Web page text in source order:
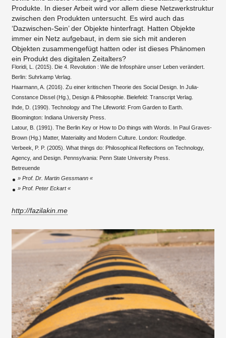
Produkte. In dieser Arbeit wird vor allem diese Netzwerkstruktur
zwischen den Produkten untersucht. Es wird auch das
‘Dazwischen-Sein’ der Objekte hinterfragt. Hatten Objekte
immer ein Netz aufgebaut, in dem sie sich mit anderen
Objekten zusammengefügt hatten oder ist dieses Phänomen
ein Produkt des digitalen Zeitalters?​
Floridi, L. (2015). Die 4. Revolution : Wie die Infosphäre unser Leben verändert.
Berlin: Suhrkamp Verlag.
Haarmann, A. (2016). Zu einer kritischen Theorie des Social Design. In Julia-
Constance Dissel (Hg.), Design & Philosophie. Bielefeld: Transcript Verlag.
Ihde, D. (1990). Technology and The Lifeworld: From Garden to Earth.
Bloomington: Indiana University Press.
Latour, B. (1991). The Berlin Key or How to Do things with Words. In Paul Graves-
Brown (Hg.) Matter, Materiality and Modern Culture. London: Routledge.
​Verbeek, P. P. (2005). What things do: Philosophical Reflections on Technology,
Agency, and Design. Pennsylvania: Penn State University Press. ​
Betreuende
Prof. Dr. Martin Gessmann
Prof. Peter Eckart
http://fazilakin.me